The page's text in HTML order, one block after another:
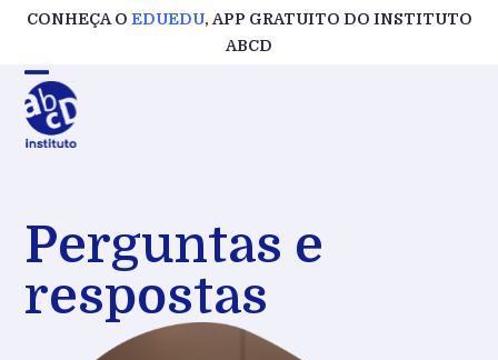
Skip
content
CONHEÇA O EDUEDU, APP GRATUITO DO INSTITUTO
ABCD
Perguntas e
respostas